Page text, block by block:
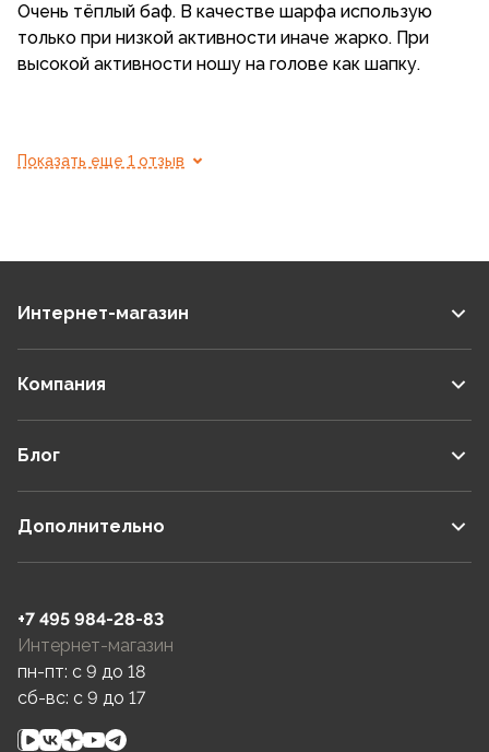
Очень тёплый баф. В качестве шарфа использую
только при низкой активности иначе жарко. При
высокой активности ношу на голове как шапку.
Показать еще 1 отзыв
Интернет-магазин
Компания
Блог
Дополнительно
+7 495 984-28-83
Интернет-магазин
пн-пт: c 9 до 18
сб-вс: c 9 до 17